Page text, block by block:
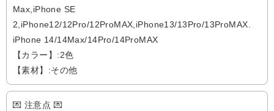
Max,iPhone SE
2,iPhone12/12Pro/12ProMAX,iPhone13/13Pro/13ProMAX.
iPhone 14/14Max/14Pro/14ProMAX
【カラー】:2色
【素材】:その他
💌 注意点 💌